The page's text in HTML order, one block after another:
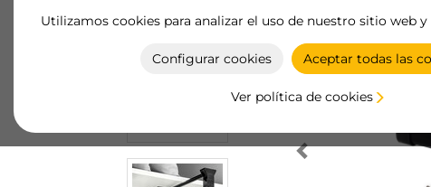
Utilizamos cookies para analizar el uso de nuestro sitio web
Configurar cookies Aceptar todas las
Ver política de cookies